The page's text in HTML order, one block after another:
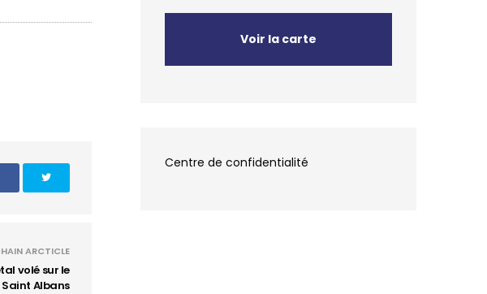
ARCTICLE
volé sur le
Albans
Voir la carte
Centre de confidentialité